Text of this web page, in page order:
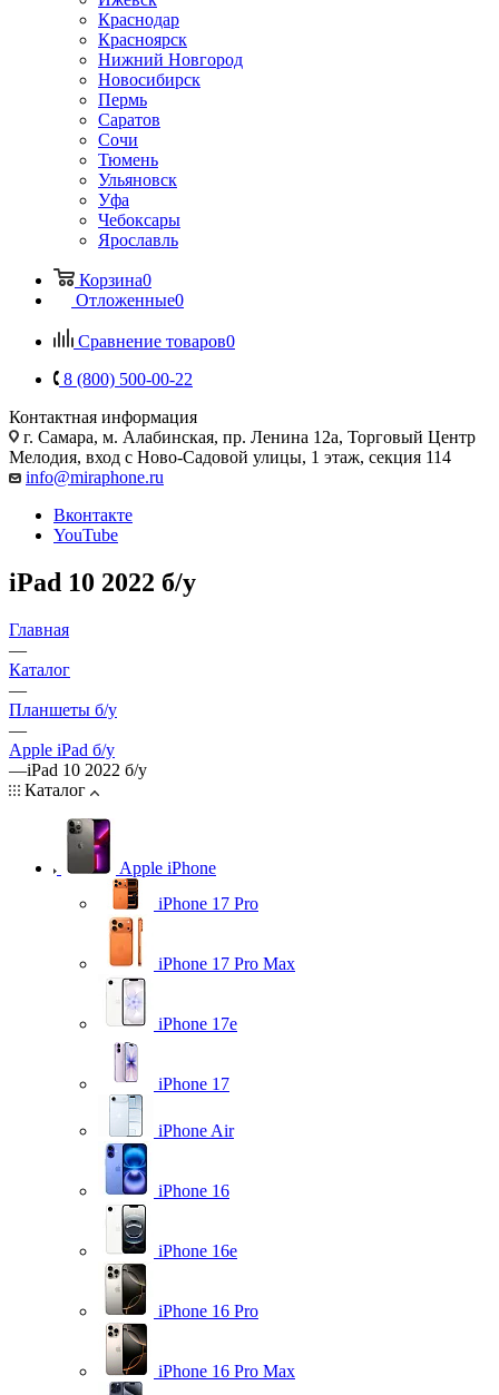
Краснодар
Красноярск
Нижний Новгород
Новосибирск
Пермь
Саратов
Сочи
Тюмень
Ульяновск
Уфа
Чебоксары
Ярославль
Корзина0
Отложенные0
Сравнение товаров0
8 (800) 500-00-22
Контактная информация
г. Самара, м. Алабинская, пр. Ленина 12а, Торговый Центр
Мелодия, вход с Ново-Садовой улицы, 1 этаж, секция 114
info@miraphone.ru
Вконтакте
YouTube
iPad 10 2022 б/у
Главная
—
Каталог
—
Планшеты б/у
—
Apple iPad б/у
—iPad 10 2022 б/у
Каталог
Apple iPhone
iPhone 17 Pro
iPhone 17 Pro Max
iPhone 17e
iPhone 17
iPhone Air
iPhone 16
iPhone 16e
iPhone 16 Pro
iPhone 16 Pro Max